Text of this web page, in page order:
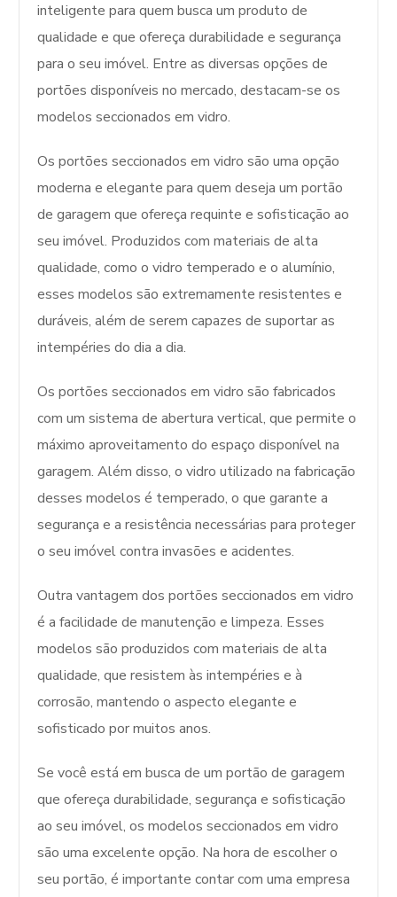
inteligente para quem busca um produto de
qualidade e que ofereça durabilidade e segurança
para o seu imóvel. Entre as diversas opções de
portões disponíveis no mercado, destacam-se os
modelos seccionados em vidro.
Os portões seccionados em vidro são uma opção
moderna e elegante para quem deseja um portão
de garagem que ofereça requinte e sofisticação ao
seu imóvel. Produzidos com materiais de alta
qualidade, como o vidro temperado e o alumínio,
esses modelos são extremamente resistentes e
duráveis, além de serem capazes de suportar as
intempéries do dia a dia.
Os portões seccionados em vidro são fabricados
com um sistema de abertura vertical, que permite o
máximo aproveitamento do espaço disponível na
garagem. Além disso, o vidro utilizado na fabricação
desses modelos é temperado, o que garante a
segurança e a resistência necessárias para proteger
o seu imóvel contra invasões e acidentes.
Outra vantagem dos portões seccionados em vidro
é a facilidade de manutenção e limpeza. Esses
modelos são produzidos com materiais de alta
qualidade, que resistem às intempéries e à
corrosão, mantendo o aspecto elegante e
sofisticado por muitos anos.
Se você está em busca de um portão de garagem
que ofereça durabilidade, segurança e sofisticação
ao seu imóvel, os modelos seccionados em vidro
são uma excelente opção. Na hora de escolher o
seu portão, é importante contar com uma empresa